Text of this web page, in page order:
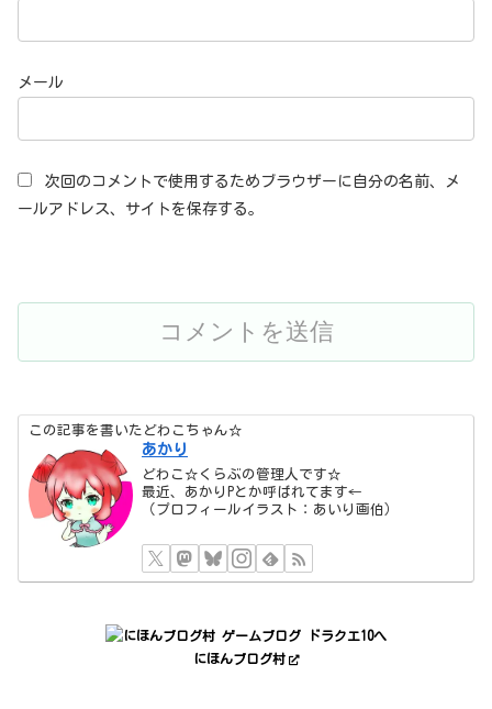
メール
次回のコメントで使用するためブラウザーに自分の名前、メ
ールアドレス、サイトを保存する。
この記事を書いたどわこちゃん☆
あかり
どわこ☆くらぶの管理人です☆
最近、あかりPとか呼ばれてます←
（プロフィールイラスト：あいり画伯）
にほんブログ村